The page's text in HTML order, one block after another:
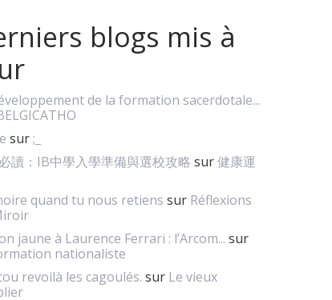
blogs mis à
de la formation sacerdotale...
sur;_
讀：IB中學入學準備與選校攻略 sur健康運
quand tu nous retiens sur Réflexions
jaune à Laurence Ferrari : l’Arcom... sur
nationaliste
revoilà les cagoulés. sur Le vieux